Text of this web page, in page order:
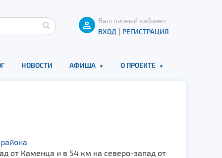
Ваш личный кабинет
ВХОД | РЕГИСТРАЦИЯ
НОВОСТИ АФИША О ПРОЕКТЕ
от Каменца и в 54 км на северо-запад от